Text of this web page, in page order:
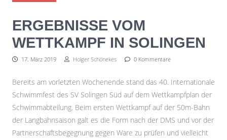
ERGEBNISSE VOM
WETTKAMPF IN SOLINGEN
17. März 2019 Holger Schönekes 0 Kommentare
Bereits am vorletzten Wochenende stand das 40. Internationale
Schwimmfest des SV Solingen Süd auf dem Wettkampfplan der
Schwimmabteilung. Beim ersten Wettkampf auf der 50m-Bahn
der Langbahnsaison galt es die Form nach der DMS und vor der
Partnerschaftsbegegnung gegen Ware zu prüfen und vielleicht